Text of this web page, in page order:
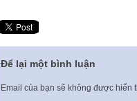
Để lại một bình luận
Email của bạn sẽ không được hiển